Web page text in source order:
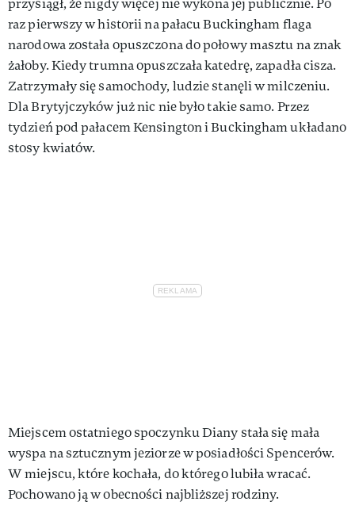
przysiągł, że nigdy więcej nie wykona jej publicznie. Po
raz pierwszy w historii na pałacu Buckingham flaga
narodowa została opuszczona do połowy masztu na znak
żałoby. Kiedy trumna opuszczała katedrę, zapadła cisza.
Zatrzymały się samochody, ludzie stanęli w milczeniu.
Dla Brytyjczyków już nic nie było takie samo. Przez
tydzień pod pałacem Kensington i Buckingham układano
stosy kwiatów.
Miejscem ostatniego spoczynku Diany stała się mała
wyspa na sztucznym jeziorze w posiadłości Spencerów.
W miejscu, które kochała, do którego lubiła wracać.
Pochowano ją w obecności najbliższej rodziny.